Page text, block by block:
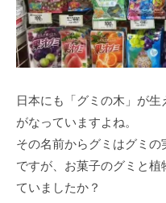
日本にも「グミの木」が生
がなっていますよね。
その名前からグミはグミ
ですが、お菓子のグミと
ていましたか？